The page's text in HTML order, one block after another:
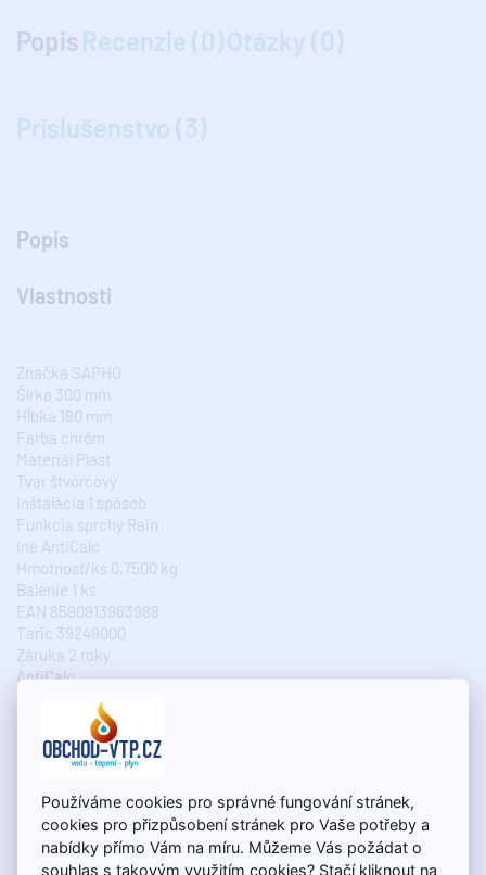
PopisRecenzie (0)Otázky (0)
Príslušenstvo (3)
Popis
Vlastnosti
Značka SAPHO
Šírka 300 mm
Hĺbka 180 mm
Farba chróm
Materiál Plast
Tvar štvorcový
Inštalácia 1 spôsob
Funkcia sprchy Rain
Iné AntiCalc
Hmotnosť/ks 0,7500 kg
Balenie 1 ks
EAN 8590913963988
Taric 39249000
Záruka 2 roky
AntiCalc
Odolnosť proti usadzovaniu vodného kameňa a jednoduché
čistenie.
Specifikace
Používáme cookies pro správné fungování stránek,
cookies pro přizpůsobení stránek pro Vaše potřeby a
nabídky přímo Vám na míru. Můžeme Vás požádat o
souhlas s takovým využitím cookies? Stačí kliknout na